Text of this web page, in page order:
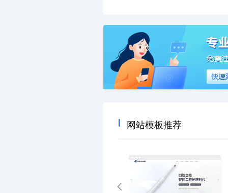
网站模板推荐